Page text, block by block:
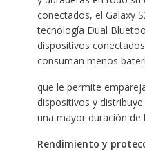
conectados, el Galaxy
tecnología Dual
dispositivos
consuman menos
que le permite
dispositivos y
una mayor duración de
Rendimiento y